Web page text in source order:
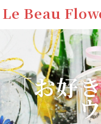
Le Beau
「お好